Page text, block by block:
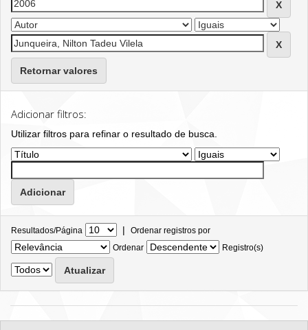
Retornar valores
Adicionar filtros:
Utilizar filtros para refinar o resultado de busca.
Resultados/Página | Ordenar registros por
Ordenar
Registro(s)